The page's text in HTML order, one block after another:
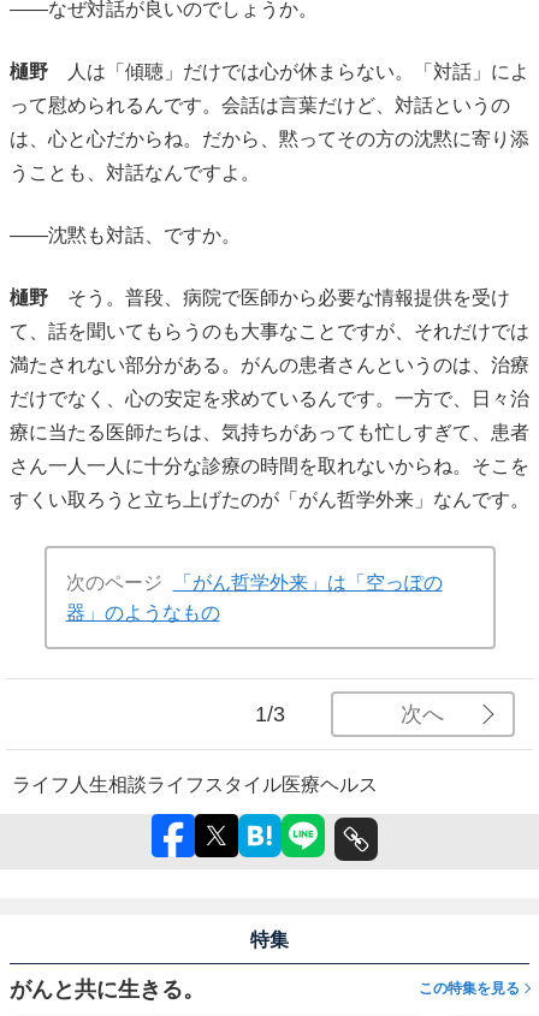
――なぜ対話が良いのでしょうか。
樋野 人は「傾聴」だけでは心が休まらない。「対話」によ
って慰められるんです。会話は言葉だけど、対話というの
は、心と心だからね。だから、黙ってその方の沈黙に寄り添
うことも、対話なんですよ。
――沈黙も対話、ですか。
樋野 そう。普段、病院で医師から必要な情報提供を受け
て、話を聞いてもらうのも大事なことですが、それだけでは
満たされない部分がある。がんの患者さんというのは、治療
だけでなく、心の安定を求めているんです。一方で、日々治
療に当たる医師たちは、気持ちがあっても忙しすぎて、患者
さん一人一人に十分な診療の時間を取れないからね。そこを
すくい取ろうと立ち上げたのが「がん哲学外来」なんです。
次のページ
「がん哲学外来」は「空っぽの
器」のようなもの
1/3 次へ
ライフ 人生相談ライフスタイル医療ヘルス
特集
がんと共に生きる。 この特集を見る